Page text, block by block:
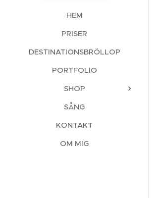
HEM
PRISER
DESTINATIONSBRÖLLOP
PORTFOLIO
SHOP
SÅNG
KONTAKT
OM MIG